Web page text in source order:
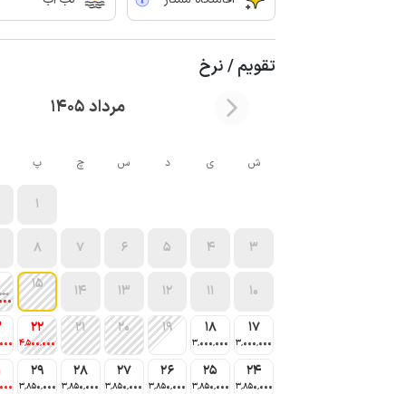
تقویم / نرخ
مرداد 1405
ش ی د س چ پ
1
3
4
5
6
7
8
10
11
12
13
14
15
17
3٬000٬000
18
3٬000٬000
19
20
21
22
4٬500٬000
24
3٬850٬000
25
3٬850٬000
26
3٬850٬000
27
3٬850٬000
28
3٬850٬000
29
3٬850٬000